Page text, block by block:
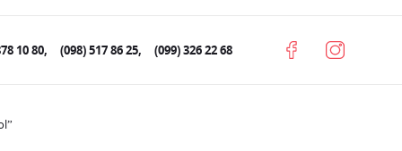
10 80 (098) 517 86 25 (099) 326 22 68